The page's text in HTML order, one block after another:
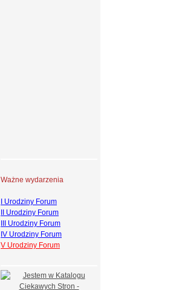
Ważne wydarzenia
I Urodziny Forum
II Urodziny Forum
III Urodziny Forum
IV Urodziny Forum
V Urodziny Forum